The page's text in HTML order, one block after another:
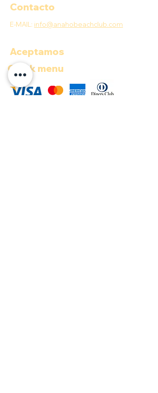
Contacto
E-MAIL: info@anahobeachclub.com
Aceptamos
Quick menu